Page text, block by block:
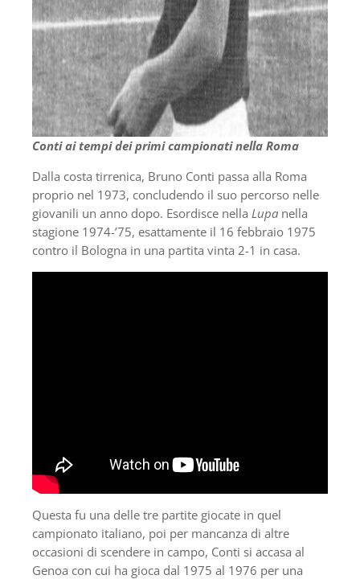
Conti ai tempi dei primi campionati nella Roma
Dalla costa tirrenica, Bruno Conti passa alla Roma
proprio nel 1973, concludendo il suo percorso nelle
giovanili un anno dopo. Esordisce nella Lupa nella
stagione 1974-’75, esattamente il 16 febbraio 1975
contro il Bologna in una partita vinta 2-1 in casa.
Questa fu una delle tre partite giocate in quel
campionato italiano, poi per mancanza di altre
occasioni di scendere in campo, Conti si accasa al
Genoa con cui ha gioca dal 1975 al 1976 per una